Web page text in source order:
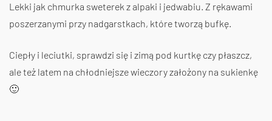
Lekki jak chmurka sweterek z alpaki i jedwabiu. Z rękawami
poszerzanymi przy nadgarstkach, które tworzą bufkę.
Ciepły i leciutki, sprawdzi się i zimą pod kurtkę czy płaszcz,
ale też latem na chłodniejsze wieczory założony na sukienkę
🙂